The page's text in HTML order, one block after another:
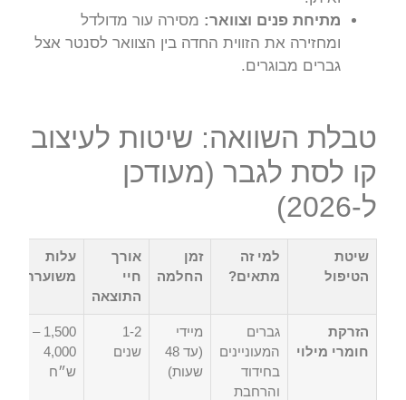
מתיחת פנים וצוואר: מסירה עור מדולדל
ומחזירה את הזווית החדה בין הצוואר לסנטר אצל
גברים מבוגרים.
טבלת השוואה: שיטות לעיצוב
קו לסת לגבר (מעודכן
ל-2026)
שיטת
הטיפול
למי זה
מתאים?
זמן
החלמה
אורך
חיי
התוצאה
עלות
משוערת
הזרקת
חומרי מילוי
גברים
המעוניינים
בחידוד
והרחבת
מיידי
(עד 48
שעות)
1-2
שנים
1,500 –
4,000
ש״ח